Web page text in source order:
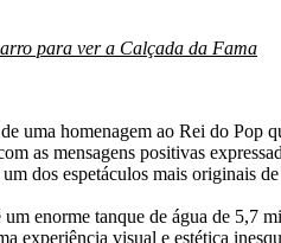
para ver a Calçada da Fama
de uma homenagem ao Rei do Pop
as mensagens positivas
dos espetáculos mais originais
enorme tanque de água de 5,7
experiência visual e estética